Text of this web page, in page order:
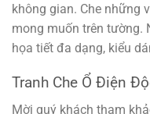
không gian. Che những
mong muốn trên tường.
họa tiết đa dạng, kiểu
Tranh Che Ổ Điện
Mời quý khách tham